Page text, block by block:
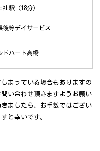
駅（18分）
後等デイサービス
ドハート高橋
まっている場合もありますの
い合わせ頂きますようお願い
ましたら、お手数ではござい
と幸いです。